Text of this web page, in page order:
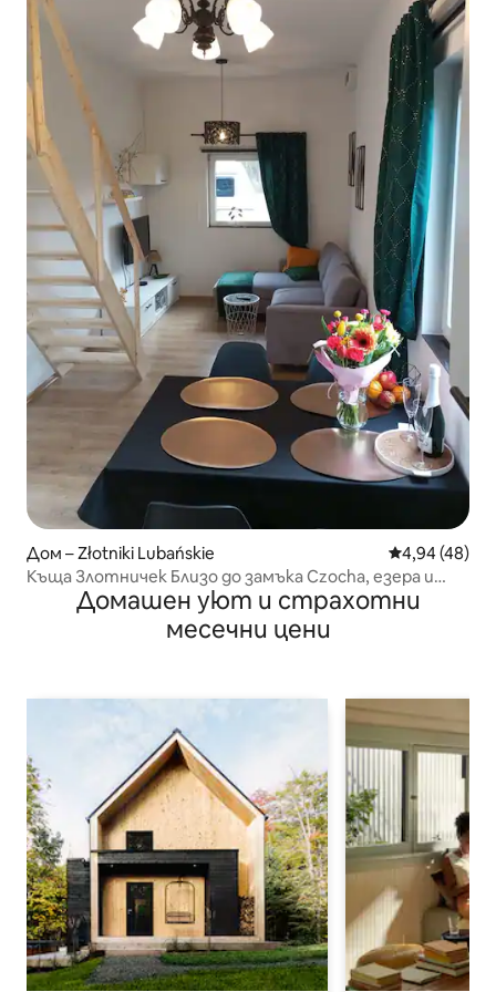
Дом – Złotniki Lubańskie Средна
4,94 (48)
Къща Злотничек Близо до замъка Czocha, езера и
планиниДомашен уют и страхотни
месечни цени